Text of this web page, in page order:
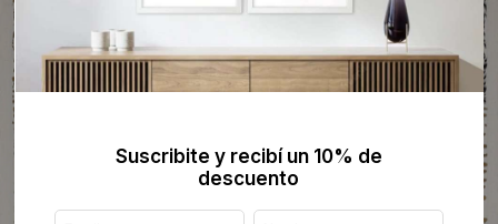
Suscribite y recibí un 10% de
descuento